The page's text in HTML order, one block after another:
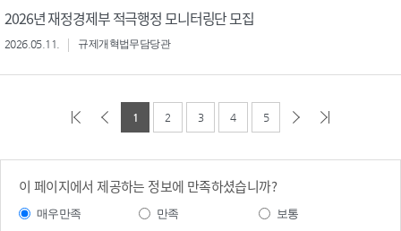
2026년 재정경제부 적극행정 모니터링단 모집
2026.05.11. 규제개혁법무담당관
1 2 3 4 5
이 페이지에서 제공하는 정보에 만족하셨습니까?
매우만족 만족
보통